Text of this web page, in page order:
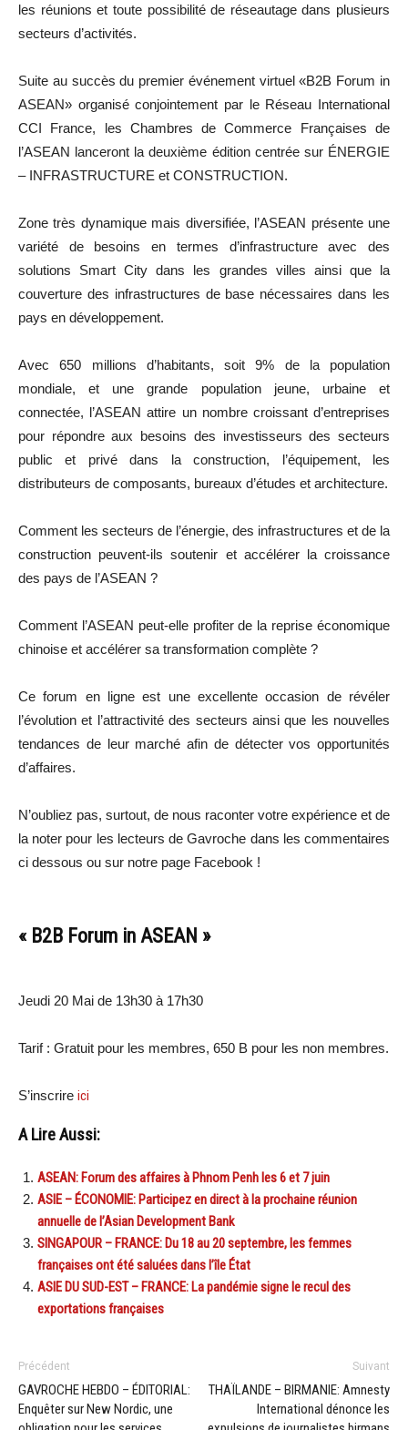
les réunions et toute possibilité de réseautage dans plusieurs
secteurs d’activités.
Suite au succès du premier événement virtuel «B2B Forum in
ASEAN» organisé conjointement par le Réseau International
CCI France, les Chambres de Commerce Françaises de
l’ASEAN lanceront la deuxième édition centrée sur ÉNERGIE
– INFRASTRUCTURE et CONSTRUCTION.
Zone très dynamique mais diversifiée, l’ASEAN présente une
variété de besoins en termes d’infrastructure avec des
solutions Smart City dans les grandes villes ainsi que la
couverture des infrastructures de base nécessaires dans les
pays en développement.
Avec 650 millions d’habitants, soit 9% de la population
mondiale, et une grande population jeune, urbaine et
connectée, l’ASEAN attire un nombre croissant d’entreprises
pour répondre aux besoins des investisseurs des secteurs
public et privé dans la construction, l’équipement, les
distributeurs de composants, bureaux d’études et architecture.
Comment les secteurs de l’énergie, des infrastructures et de la
construction peuvent-ils soutenir et accélérer la croissance
des pays de l’ASEAN ?
Comment l’ASEAN peut-elle profiter de la reprise économique
chinoise et accélérer sa transformation complète ?
Ce forum en ligne est une excellente occasion de révéler
l’évolution et l’attractivité des secteurs ainsi que les nouvelles
tendances de leur marché afin de détecter vos opportunités
d’affaires.
N’oubliez pas, surtout, de nous raconter votre expérience et de
la noter pour les lecteurs de Gavroche dans les commentaires
ci dessous ou sur notre page Facebook !
« B2B Forum in ASEAN »
Jeudi 20 Mai de 13h30 à 17h30
Tarif : Gratuit pour les membres, 650 B pour les non membres.
S’inscrire ici
A Lire Aussi:
ASEAN: Forum des affaires à Phnom Penh les 6 et 7 juin
ASIE – ÉCONOMIE: Participez en direct à la prochaine réunion
annuelle de l’Asian Development Bank
SINGAPOUR – FRANCE: Du 18 au 20 septembre, les femmes
françaises ont été saluées dans l’île État
ASIE DU SUD-EST – FRANCE: La pandémie signe le recul des
exportations françaises
Précédent
GAVROCHE HEBDO – ÉDITORIAL:
Enquêter sur New Nordic, une
Suivant
THAÏLANDE – BIRMANIE: Amnesty
International dénonce les